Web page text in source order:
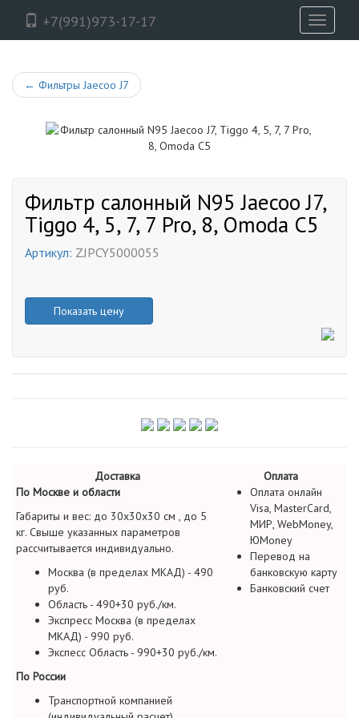
+7(991)973-17-17
Toggle
← Фильтры Jaecoo J7
Фильтр салонный N95 Jaecoo J7,
Tiggo 4, 5, 7, 7 Pro, 8, Omoda C5
Артикул: ZJPCY5000055
Показать цену
Доставка
Оплата
По Москве и области
Габариты и вес: до 30х30х30 см , до 5
кг. Свыше указанных параметров
рассчитывается индивидуально.
Москва (в пределах МКАД) - 490
руб.
Область - 490+30 руб./км.
Экспресс Москва (в пределах
МКАД) - 990 руб.
Экспесс Область - 990+30 руб./км.
По России
Транспортной компанией
Оплата онлайн
Visa, MasterCard,
МИР, WebMoney,
ЮMoney
Перевод на
банковскую карту
Банковский счет